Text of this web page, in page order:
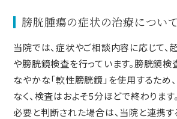
膀胱腫瘍の症状の治療について
当院では、症状やご相談内容に応じて、
や膀胱鏡検査を行っています。膀胱鏡検
なやかな「軟性膀胱鏡」を使用するため
なく、検査はおよそ5分ほどで終わりま
必要と判断された場合は、当院と連携す